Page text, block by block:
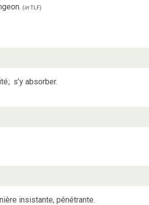
(inTLF)
; s’y absorber.
insistante, pénétrante.